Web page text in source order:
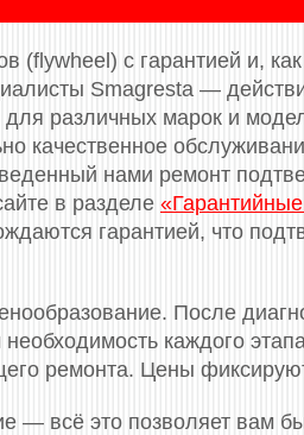
(flywheel) с гарантией и,
Smagresta —
различных марок и
качественное
нами ремонт
в разделе
гарантией, что
После
каждого
ремонта. Цены
— всё это позволяет вам